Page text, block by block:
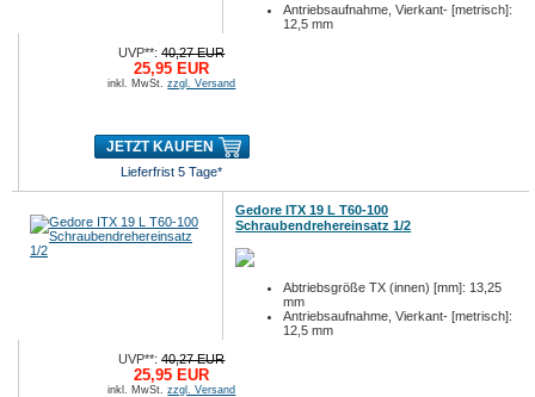
Antriebsaufnahme, Vierkant- [metrisch]:
12,5 mm
UVP**:40,27 EUR
25,95 EUR
inkl. MwSt.zzgl. Versand
JETZT KAUFEN
Lieferfrist 5 Tage*
Gedore ITX 19 L T60-100
Schraubendrehereinsatz 1/2
Abtriebsgröße TX (innen) [mm]: 13,25
mm
Antriebsaufnahme, Vierkant- [metrisch]:
12,5 mm
UVP**:40,27 EUR
25,95 EUR
inkl. MwSt.zzgl. Versand